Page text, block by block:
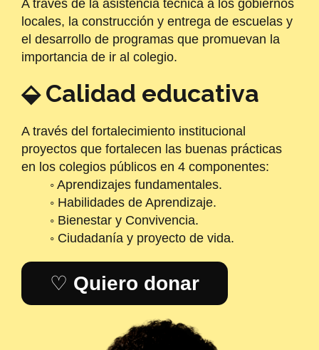
A través de la asistencia técnica a los gobiernos
locales, la construcción y entrega de escuelas y
el desarrollo de programas que promuevan la
importancia de ir al colegio.
⬙ Calidad educativa
A través del fortalecimiento institucional
proyectos que fortalecen las buenas prácticas
en los colegios públicos en 4 componentes:
◦ Aprendizajes fundamentales.
◦ Habilidades de Aprendizaje.
◦ Bienestar y Convivencia.
◦ Ciudadanía y proyecto de vida.
♡ Quiero donar